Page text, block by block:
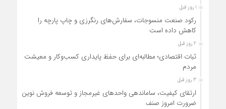
1 روز قبل
رکود صنعت منسوجات، سفارش‌های رنگرزی و چاپ پارچه را
کاهش داده است
2 روز قبل
ثبات اقتصادی؛ مطالبه‌ای برای حفظ پایداری کسب‌وکار و معیشت
مردم
3 روز قبل
ارتقای کیفیت، ساماندهی واحدهای غیرمجاز و توسعه فروش نوین،
ضرورت امروز صنف